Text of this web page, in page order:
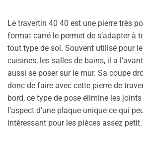
Le travertin 40 40 est une pierre très
format carré le permet de s’adapter à
tout type de sol. Souvent utilisé pour
cuisines, les salles de bains, il a
aussi se poser sur le mur. Sa coupe
donc de faire avec cette pierre de
bord, ce type de pose élimine les
l’aspect d’une plaque unique ce qui
intéressant pour les pièces assez petit.